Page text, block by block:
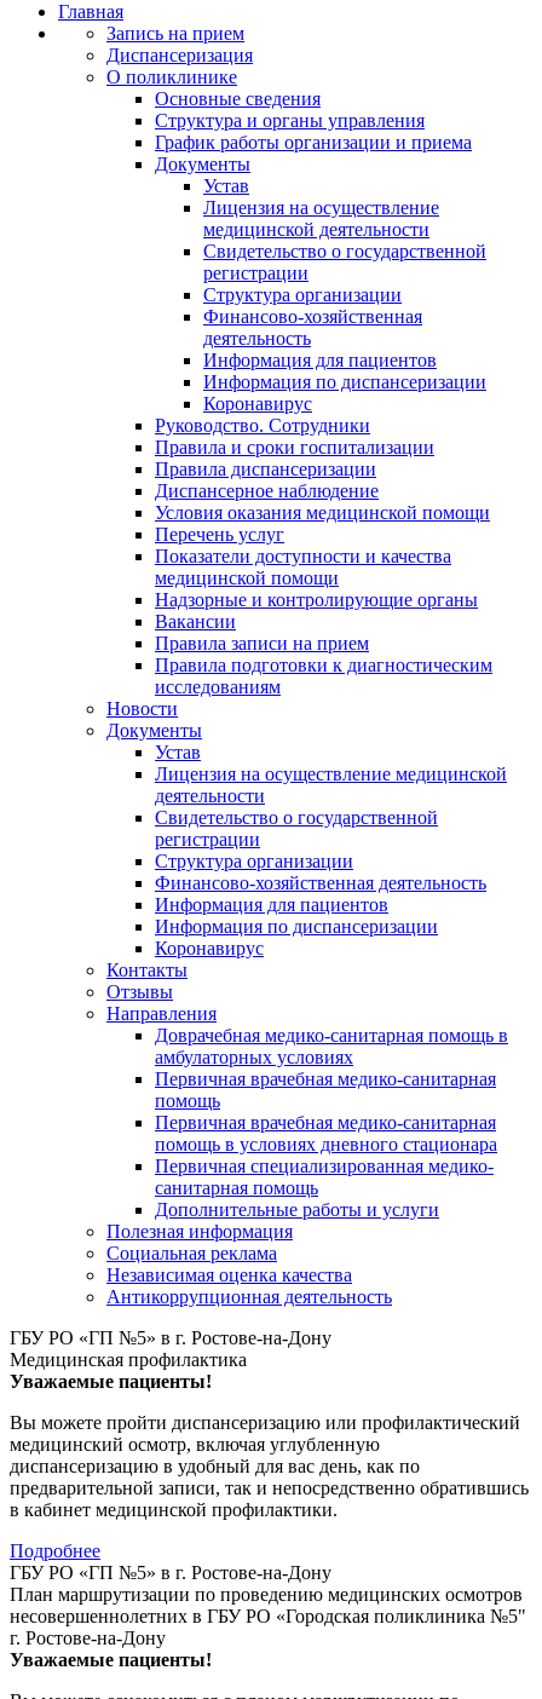
Главная
Запись на прием
Диспансеризация
О поликлинике
Основные сведения
Структура и органы управления
График работы организации и приема
Документы
Устав
Лицензия на осуществление
медицинской деятельности
Свидетельство о государственной
регистрации
Структура организации
Финансово-хозяйственная
деятельность
Информация для пациентов
Информация по диспансеризации
Коронавирус
Руководство. Сотрудники
Правила и сроки госпитализации
Правила диспансеризации
Диспансерное наблюдение
Условия оказания медицинской помощи
Перечень услуг
Показатели доступности и качества
медицинской помощи
Надзорные и контролирующие органы
Вакансии
Правила записи на прием
Правила подготовки к диагностическим
исследованиям
Новости
Документы
Устав
Лицензия на осуществление медицинской
деятельности
Свидетельство о государственной
регистрации
Структура организации
Финансово-хозяйственная деятельность
Информация для пациентов
Информация по диспансеризации
Коронавирус
Контакты
Отзывы
Направления
Доврачебная медико-санитарная помощь в
амбулаторных условиях
Первичная врачебная медико-санитарная
помощь
Первичная врачебная медико-санитарная
помощь в условиях дневного стационара
Первичная специализированная медико-
санитарная помощь
Дополнительные работы и услуги
Полезная информация
Социальная реклама
Независимая оценка качества
Антикоррупционная деятельность
ГБУ РО «ГП №5» в г. Ростове-на-Дону
Медицинская профилактика
Уважаемые пациенты!
Вы можете пройти диспансеризацию или профилактический
медицинский осмотр, включая углубленную
диспансеризацию в удобный для вас день, как по
предварительной записи, так и непосредственно обратившись
в кабинет медицинской профилактики.
Подробнее
ГБУ РО «ГП №5» в г. Ростове-на-Дону
План маршрутизации по проведению медицинских осмотров
несовершеннолетних в ГБУ РО «Городская поликлиника №5"
г. Ростове-на-Дону
Уважаемые пациенты!